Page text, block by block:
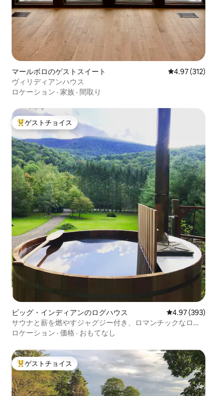
マールボロのゲストスイート レビュー312
4.97 (312)
ヴィリディアンハウス
ロケーション · 家族 · 間取り
大好評のゲストチョイスです。
ゲストチョイス
ビッグ・インディアンのログハウス レビュー393
4.97 (393)
サウナと薪を燃やすジャグジー付き、ロマンチックなログ
ハウス
ロケーション · 価格 · おもてなし
大好評のゲストチョイスです。
ゲストチョイス